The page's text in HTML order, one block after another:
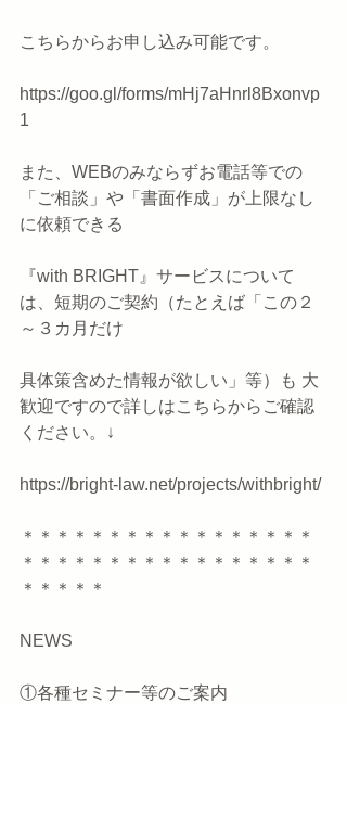
こちらからお申し込み可能です。
https://goo.gl/forms/mHj7aHnrl8Bxonvp
1
また、WEBのみならずお電話等での
「ご相談」や「書面作成」が上限なし
に依頼できる
『with BRIGHT』サービスについて
は、短期のご契約（たとえば「この２
～３カ月だけ
具体策含めた情報が欲しい」等）も 大
歓迎ですので詳しはこちらからご確認
ください。↓
https://bright-law.net/projects/withbright/
＊＊＊＊＊＊＊＊＊＊＊＊＊＊＊＊＊
＊＊＊＊＊＊＊＊＊＊＊＊＊＊＊＊＊
＊＊＊＊＊
NEWS
①各種セミナー等のご案内